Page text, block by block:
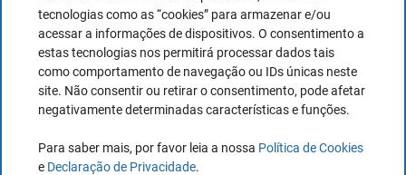
tecnologias como as “cookies” para armazenar e/ou
acessar a informações de dispositivos. O consentimento a
estas tecnologias nos permitirá processar dados tais
como comportamento de navegação ou IDs únicas neste
site. Não consentir ou retirar o consentimento, pode afetar
negativamente determinadas características e funções.
Para saber mais, por favor leia a nossa Política de Cookies
e Declaração de Privacidade.
exigindo estatísti...
Jose Francisco Lopez há 2 anos